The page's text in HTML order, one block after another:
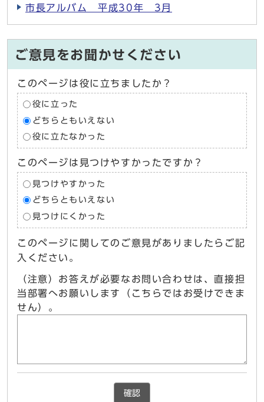
市長アルバム 平成30年 3月
ご意見をお聞かせください
このページは役に立ちましたか？
役に立った
どちらともいえない
役に立たなかった
このページは見つけやすかったですか？
見つけやすかった
どちらともいえない
見つけにくかった
このページに関してのご意見がありましたらご記
入ください。
（注意）お答えが必要なお問い合わせは、直接担
当部署へお願いします（こちらではお受けできま
せん）。
確認